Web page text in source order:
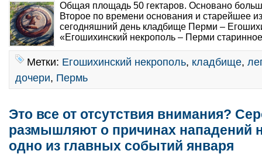
Общая площадь 50 гектаров. Основано
Второе по времени основания и старейшее
сегодняшний день кладбище Перми –
«Егошихинский некрополь – Перми
Метки: Егошихинский некрополь, кладбище,
дочери, Пермь
Это все от отсутствия внимания?
размышляют о причинах нападений
одно из главных событий января